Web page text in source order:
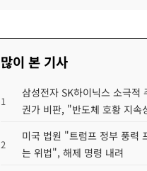
많이 본 기사
1
삼성전자 SK하이닉스 소극적
권가 비판, "반도체 호황 지속
2
미국 법원 "트럼프 정부 풍력
는 위법", 해제 명령 내려